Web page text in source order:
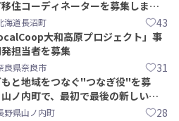
住コーディネーターを募集しま
海道長沼町 43
大和高原プロジェクト」事
担当者を募集
良県奈良市 31
と地域をつなぐ"つなぎ役"を募
ノ内町で、最初で最後の新しい学
りを一緒に
野県山ノ内町 28